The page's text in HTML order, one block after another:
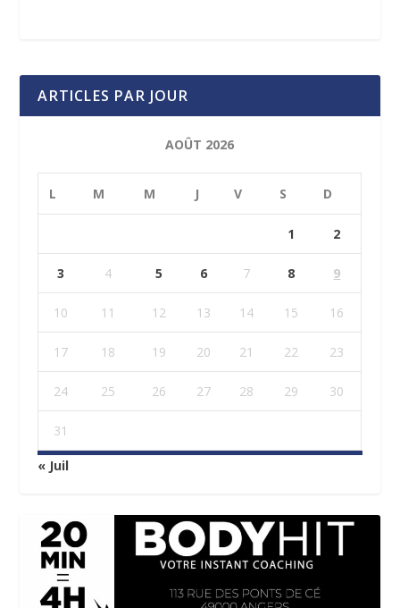
ARTICLES PAR JOUR
AOÛT 2026
L M M J V S D
1 2
3 4 5 6 7 8 9
10 11 12 13 14 15 16
17 18 19 20 21 22 23
24 25 26 27 28 29 30
31
« Juil